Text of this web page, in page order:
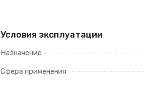
Условия эксплуатации
Назначение
Сфера применения